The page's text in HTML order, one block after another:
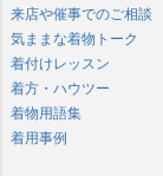
来店や催事でのご相談
気ままな着物トーク
着付けレッスン
着方・ハウツー
着物用語集
着用事例